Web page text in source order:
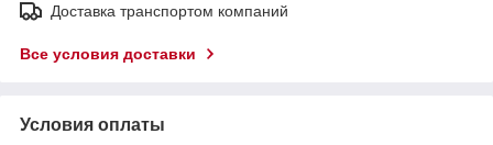
Доставка транспортом компаний
Все условия доставки
Условия оплаты